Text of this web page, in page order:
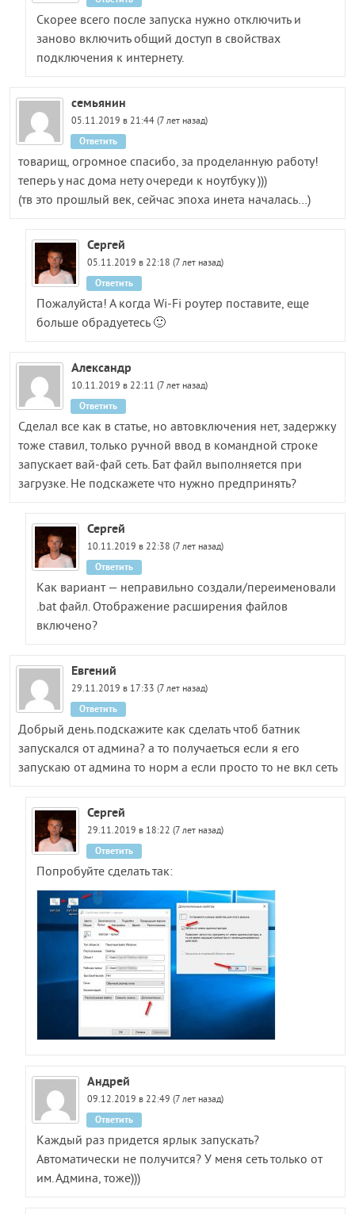
Скорее всего после запуска нужно отключить и
заново включить общий доступ в свойствах
подключения к интернету.
семьянин
05.11.2019 в 21:44 (7 лет назад)
товарищ, огромное спасибо, за проделанную работу!
теперь у нас дома нету очереди к ноутбуку )))
(тв это прошлый век, сейчас эпоха инета началась…)
Ответить
Сергей
05.11.2019 в 22:18 (7 лет назад)
Пожалуйста! А когда Wi-Fi роутер поставите, еще
больше обрадуетесь 🙂
Ответить
Александр
10.11.2019 в 22:11 (7 лет назад)
Сделал все как в статье, но автовключения нет, задержку
тоже ставил, только ручной ввод в командной строке
запускает вай-фай сеть. Бат файл выполняется при
загрузке. Не подскажете что нужно предпринять?
Ответить
Сергей
10.11.2019 в 22:38 (7 лет назад)
Как вариант — неправильно создали/переименовали
.bat файл. Отображение расширения файлов
включено?
Ответить
Евгений
29.11.2019 в 17:33 (7 лет назад)
Добрый день.подскажите как сделать чтоб батник
запускался от админа? а то получаеться если я его
запускаю от админа то норм а если просто то не вкл сеть
Ответить
Сергей
29.11.2019 в 18:22 (7 лет назад)
Попробуйте сделать так:
Ответить
Андрей
09.12.2019 в 22:49 (7 лет назад)
Каждый раз придется ярлык запускать?
Автоматически не получится? У меня сеть только от
им. Админа, тоже)))
Ответить